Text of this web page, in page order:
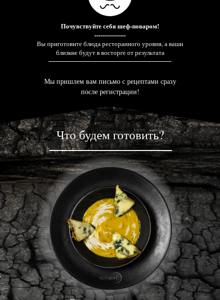
Мы пришлем вам письмо с рецептами сразу
после регистрации!
Почувствуйте себя шеф-поваром!
----------------
Вы приготовите блюда ресторанного уровня, а ваши
близкие будут в восторге от результата
Что будем готовить?